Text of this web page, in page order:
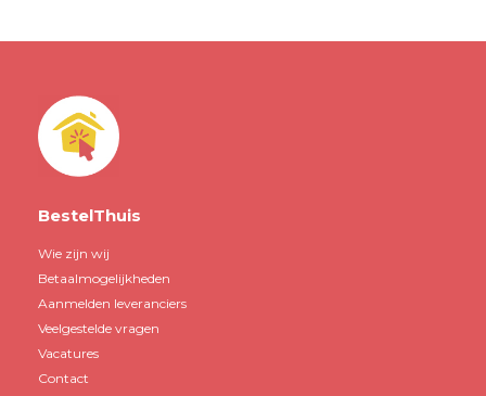
BestelThuis
Wie zijn wij
Betaalmogelijkheden
Aanmelden leveranciers
Veelgestelde vragen
Vacatures
Contact